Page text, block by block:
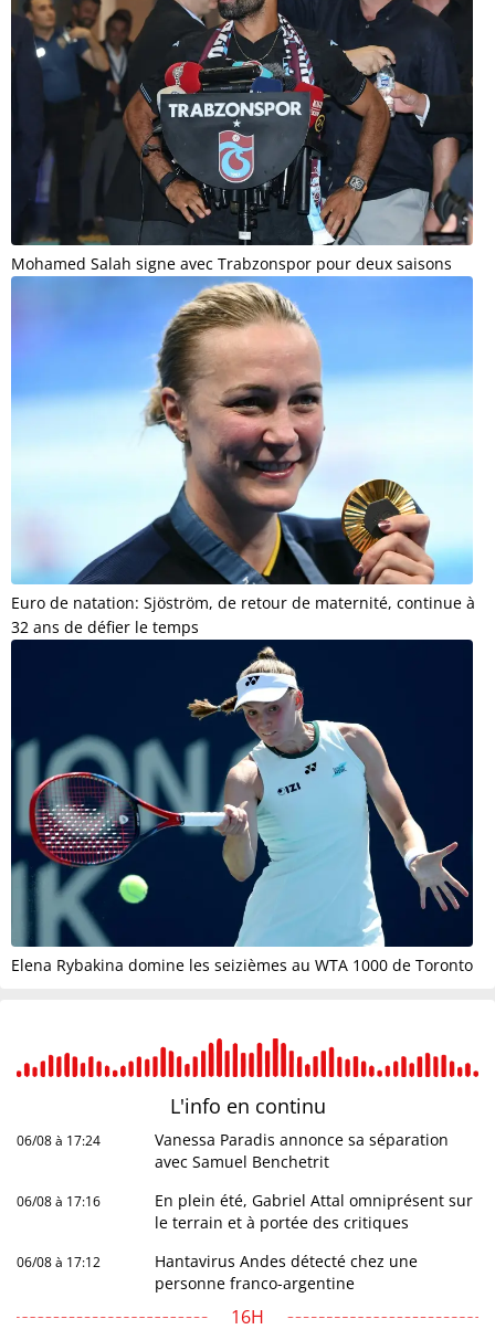
Mohamed Salah signe avec Trabzonspor pour deux saisons
Euro de natation: Sjöström, de retour de maternité, continue à
32 ans de défier le temps
Elena Rybakina domine les seizièmes au WTA 1000 de Toronto
L'info en continu
06/08 à 17:24
Vanessa Paradis annonce sa séparation
avec Samuel Benchetrit
06/08 à 17:16
En plein été, Gabriel Attal omniprésent sur
le terrain et à portée des critiques
06/08 à 17:12
Hantavirus Andes détecté chez une
personne franco-argentine
16H